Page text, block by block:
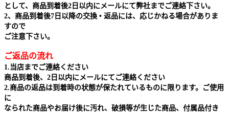
として、商品到着後2日以内にメールにて弊社までご連絡下さい。
2、商品到着後7日以降の交換 • 返品には、応じかねる場合がありま
すので
ご注意下さい。
ご返品の流れ
1.当店までご連絡ください
商品到着後、2日以内にメールにてご連絡ください
2.商品の返品は到着時の状態が保たれているものに限ります。ご使用
に
なられた商品やお届け後に汚れ、破損等が生じた商品、付属品付き